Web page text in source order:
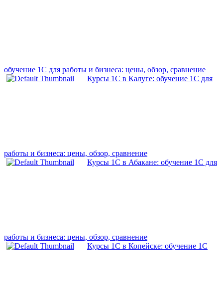
обучение 1С для работы и бизнеса: цены, обзор, сравнение
Курсы 1С в Калуге: обучение 1С для
работы и бизнеса: цены, обзор, сравнение
Курсы 1С в Абакане: обучение 1С для
работы и бизнеса: цены, обзор, сравнение
Курсы 1С в Копейске: обучение 1С